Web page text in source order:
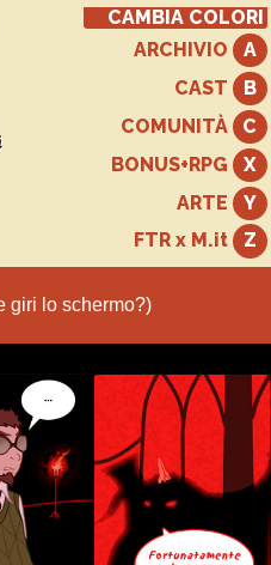
CAMBIA COLORI
ARCHIVIO
CAST
COMUNITÀ
BONUS+RPG
ARTE
FTR x M.it